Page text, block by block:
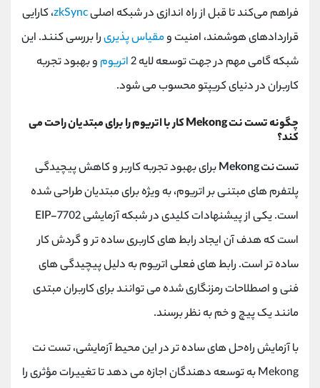
فراهم می‌کند تا قبل از راه ‌اندازی در شبکه اصلیzkSync، کارایی
قراردادهای هوشمند، امنیت ومقیاس‌ پذیریرا بررسی کنند. این
شبکه گامی مهم در جهت توسعه لایه 2
اتریوم و بهبود تجربه
کاربران در دنیای کریپتو محسوب می‌ شود.
چگونه تست نت Mekong کار با اتریوم را برای مبتدیان راحت می
کند؟
تست نت Mekong
برای بهبود تجربه کاربر و کاهش پیچیدگی
پلتفرم های مبتنی بر اتریوم، به ویژه برای مبتدیان طراحی شده
است. یکی از پیشنهادات کلیدی در شبکه آزمایشی EIP-7702
است که هدف آن ایجاد رابط های کاربری ساده تر و گردش کار
ساده تر است. رابط ‌های فعلی اتریوم به دلیل پیچیدگی ‌های
فنی و اصطلاحات رمزنگاری ‌شده می‌ توانند برای کاربران مبتدی
مانند یک پیچ و خم به نظر برسند.
با آزمایش راه‌حل ‌های ساده ‌تر در این محیط آزمایشی، تست نت
Mekong به توسعه ‌دهندگان اجازه می ‌دهد تا تغییرات مؤثری را